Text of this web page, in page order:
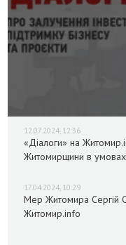
12.07.2024, 12:36
«Діалоги» на
Житомирщини в умовах
17.04.2024, 10:29
Мер Житомира Сергій
Житомир.info